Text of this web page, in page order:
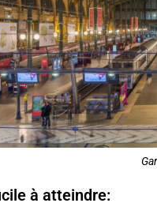
à atteindre: